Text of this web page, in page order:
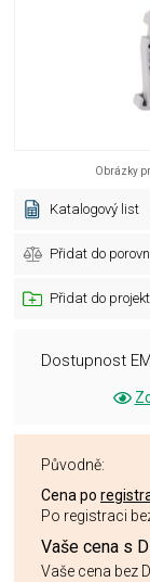
Obrázky
Katalogový list
Přidat do
Přidat do
Dostupnost
Původně:
Cena po
Po registraci
Vaše cena s
Vaše cena bez